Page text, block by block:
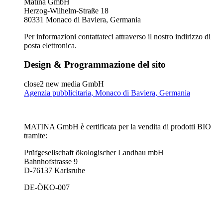
Herzog-Wilhelm-Straße 18
80331 Monaco di Baviera, Germania
Per informazioni contattateci attraverso il nostro indirizzo di
posta elettronica.
Design & Programmazione del sito
close2 new media GmbH
Agenzia pubblicitaria, Monaco di Baviera, Germania
MATINA GmbH è certificata per la vendita di prodotti BIO
tramite:
Prüfgesellschaft ökologischer Landbau mbH
Bahnhofstrasse 9
D-76137 Karlsruhe
DE-ÖKO-007